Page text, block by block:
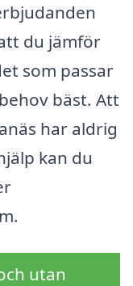
du jämför
som passar
bäst. Att
har aldrig
kan du
utan